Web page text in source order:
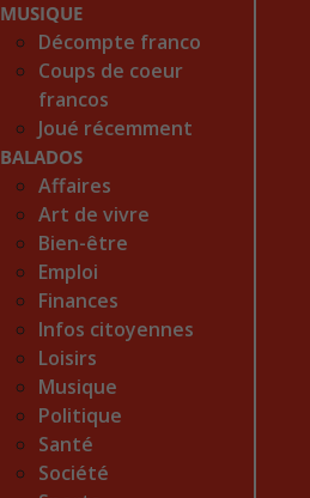
MUSIQUE
Décompte franco
Coups de coeur
francos
Joué récemment
BALADOS
Affaires
Art de vivre
Bien-être
Emploi
Finances
Infos citoyennes
Loisirs
Musique
Politique
Santé
Société